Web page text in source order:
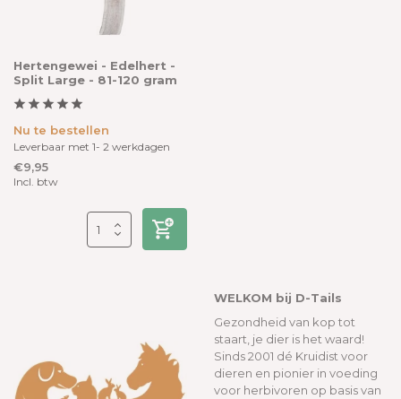
Hertengewei - Edelhert -
Split Large - 81-120 gram
Nu te bestellen
Leverbaar met 1- 2 werkdagen
€9,95
Incl. btw
WELKOM bij D-Tails
Gezondheid van kop tot
staart, je dier is het waard!
Sinds 2001 dé Kruidist voor
dieren en pionier in voeding
voor herbivoren op basis van